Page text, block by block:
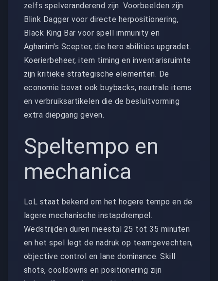
zelfs spelveranderend zijn. Voorbeelden zijn
Blink Dagger voor directe herpositionering,
Black King Bar voor spell immunity en
Aghanim's Scepter, die hero abilities upgradet.
Koerierbeheer, item timing en inventarisruimte
zijn kritieke strategische elementen. De
economie bevat ook buybacks, neutrale items
en verbruiksartikelen die de besluitvorming
extra diepgang geven.
Speltempo en
mechanica
LoL staat bekend om het hogere tempo en de
lagere mechanische instapdrempel.
Wedstrijden duren meestal 25 tot 35 minuten
en het spel legt de nadruk op teamgevechten,
objective control en lane dominance. Skill
shots, cooldowns en positionering zijn